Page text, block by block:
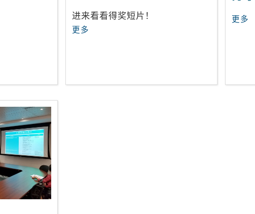
进来看看得奖短片！
更多
更多